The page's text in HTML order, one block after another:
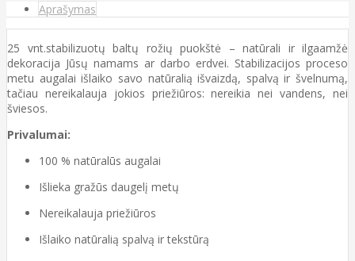
Aprašymas
25 vnt.stabilizuotų baltų rožių puokštė – natūrali ir ilgaamžė
dekoracija Jūsų namams ar darbo erdvei. Stabilizacijos proceso
metu augalai išlaiko savo natūralią išvaizdą, spalvą ir švelnumą,
tačiau nereikalauja jokios priežiūros: nereikia nei vandens, nei
šviesos.
Privalumai:
100 % natūralūs augalai
Išlieka gražūs daugelį metų
Nereikalauja priežiūros
Išlaiko natūralią spalvą ir tekstūrą